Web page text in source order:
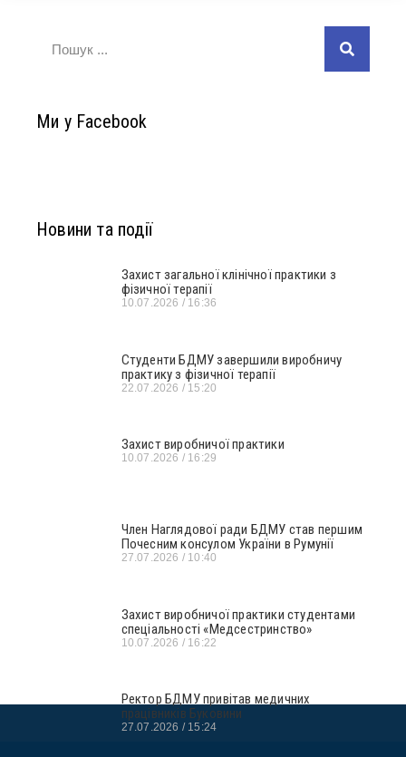
Ми у Facebook
Новини та події
Захист загальної клінічної практики з
фізичної терапії
10.07.2026 16:36
Студенти БДМУ завершили виробничу
практику з фізичної терапії
22.07.2026 15:20
Захист виробничої практики
10.07.2026 16:29
Член Наглядової ради БДМУ став першим
Почесним консулом України в Румунії
27.07.2026 10:40
Захист виробничої практики студентами
спеціальності «Медсестринство»
10.07.2026 16:22
Ректор БДМУ привітав медичних
працівників Буковини
27.07.2026 15:24